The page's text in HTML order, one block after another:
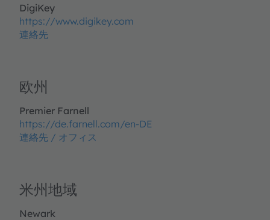
DigiKey
https://www.digikey.com
連絡先
欧州
Premier Farnell
https://de.farnell.com/en-DE
連絡先 / オフィス
米州地域
Newark